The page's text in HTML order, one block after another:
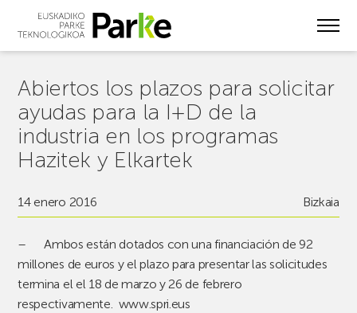
Abiertos los plazos para solicitar
ayudas para la I+D de la
industria en los programas
Hazitek y Elkartek
14 enero 2016 Bizkaia
–Ambos están dotados con una financiación de 92
millones de euros y el plazo para presentar las solicitudes
termina el el 18 de marzo y 26 de febrero
respectivamente. www.spri.eus